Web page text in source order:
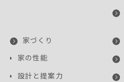
家づくり
家の性能
設計と提案力